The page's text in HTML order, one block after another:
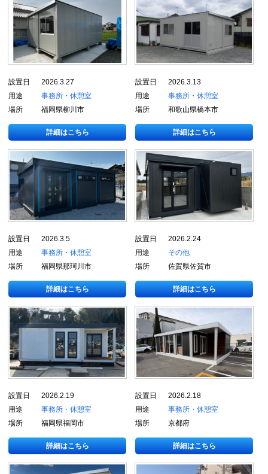
設置日
2026.3.27
用途
事務所・休憩室
場所
福岡県柳川市
詳細はこちら
設置日
2026.3.13
用途
事務所・休憩室
場所
和歌山県橋本市
詳細はこちら
設置日
2026.3.5
用途
事務所・休憩室
場所
福岡県那珂川市
詳細はこちら
設置日
2026.2.24
用途
その他
場所
佐賀県佐賀市
詳細はこちら
設置日
2026.2.19
用途
事務所・休憩室
場所
福岡県福岡市
詳細はこちら
設置日
2026.2.18
用途
事務所・休憩室
場所
京都府
詳細はこちら